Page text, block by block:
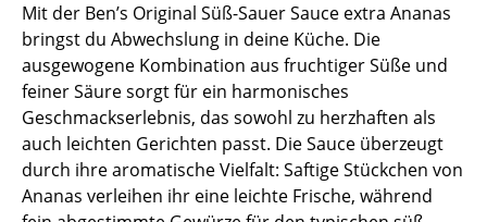
Mit der Ben’s Original Süß-Sauer Sauce extra Ananas
bringst du Abwechslung in deine Küche. Die
ausgewogene Kombination aus fruchtiger Süße und
feiner Säure sorgt für ein harmonisches
Geschmackserlebnis, das sowohl zu herzhaften als
auch leichten Gerichten passt. Die Sauce überzeugt
durch ihre aromatische Vielfalt: Saftige Stückchen von
Ananas verleihen ihr eine leichte Frische, während